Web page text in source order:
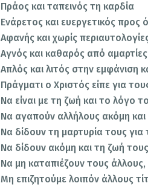
Πράος και ταπεινός τη καρδία
Ενάρετος και ευεργετικός προς
Αφανής και χωρίς
Αγνός και καθαρός από αμαρτίες
Απλός και λιτός στην εμφάνιση
Πράγματι ο Χριστός είπε για
Να είναι με τη ζωή και το λόγο
Να αγαπούν αλλήλους ακόμη
Να δίδουν τη μαρτυρία τους
Να δίδουν ακόμη και τη ζωή
Να μη καταπιέζουν τους
Μη επιζητούμε λοιπόν άλλους